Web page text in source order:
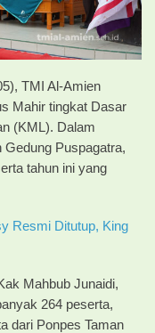
TMI Al-Amien
Mahir tingkat Dasar
(KML). Dalam
Gedung Puspagatra,
tahun ini yang
Resmi Ditutup, King
Mahbub Junaidi,
264 peserta,
dari Ponpes Taman